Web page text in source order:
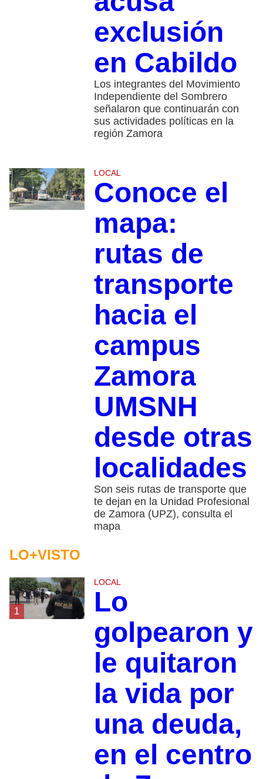
exclusión
en Cabildo
Los integrantes del Movimiento
Independiente del Sombrero
señalaron que continuarán con
sus actividades políticas en la
región Zamora
LOCAL
Conoce el
mapa:
rutas de
transporte
hacia el
campus
Zamora
UMSNH
desde otras
localidades
Son seis rutas de transporte que
te dejan en la Unidad Profesional
de Zamora (UPZ), consulta el
mapa
LO+VISTO
1
LOCAL
Lo
golpearon y
le quitaron
la vida por
una deuda,
en el centro